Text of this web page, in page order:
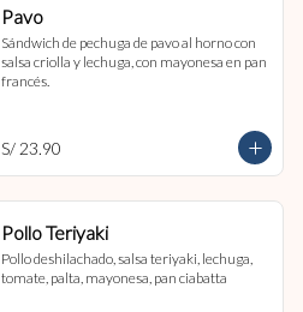
Pavo
Sándwich de pechuga de pavo al horno con
salsa criolla y lechuga, con mayonesa en pan
francés.
S/ 23.90
Pollo Teriyaki
Pollo deshilachado, salsa teriyaki, lechuga,
tomate, palta, mayonesa, pan ciabatta